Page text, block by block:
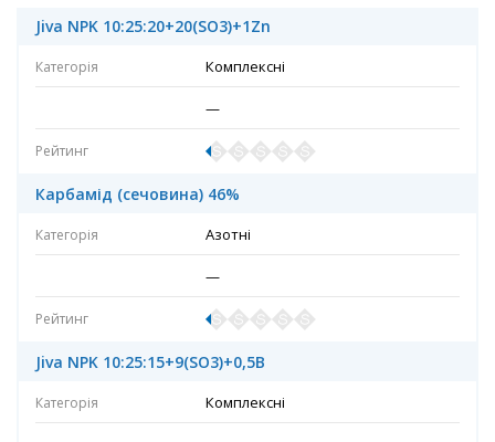
Jiva NPK 10:25:20+20(SO3)+1Zn
Комплексні
—
Карбамід (сечовина) 46%
Азотні
—
Jiva NPK 10:25:15+9(SO3)+0,5B
Комплексні